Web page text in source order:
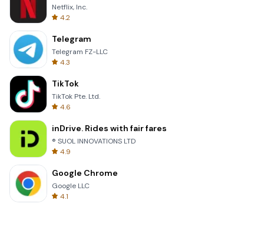
Netflix, Inc.
4.2
Telegram
Telegram FZ-LLC
4.3
TikTok
TikTok Pte. Ltd.
4.6
inDrive. Rides with fair fares
® SUOL INNOVATIONS LTD
4.9
Google Chrome
Google LLC
4.1